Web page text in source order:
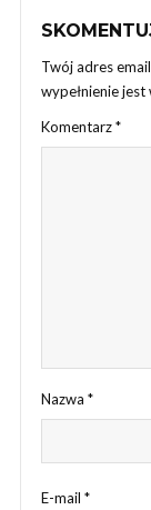
Twój adres
wypełnienie jest
Komentarz*
Nazwa *
E-mail *